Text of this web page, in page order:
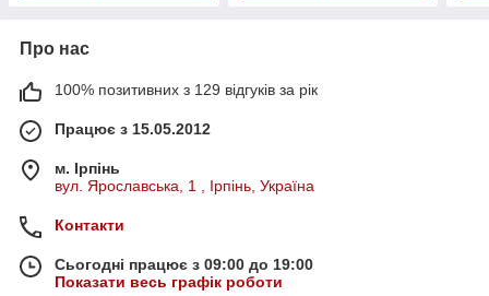
Про нас
100% позитивних з 129 відгуків за рік
Працює з 15.05.2012
м. Ірпінь
вул. Ярославська, 1 , Ірпінь, Україна
Контакти
Сьогодні працює з 09:00 до 19:00
Показати весь графік роботи